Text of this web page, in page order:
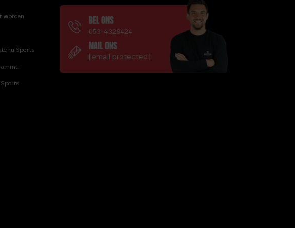
WEIGHT VEST PLATES – 2 X 4.2
KG
WRIST WRAPS
worden
Sports
BEL ONS
053-4328424
MAIL ONS
[email protected]